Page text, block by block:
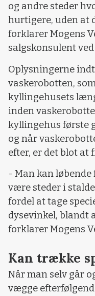
og andre steder
hurtigere, uden at
forklarer Mogens
salgskonsulent
Oplysningerne
vaskerobotten,
kyllingehusets
inden
kyllingehus første
og når
efter, er det blot at
- Man kan
være steder i
fordel at tage
dysevinkel, blandt
forklarer Mogens
Kan trække
Når man selv går
vægge